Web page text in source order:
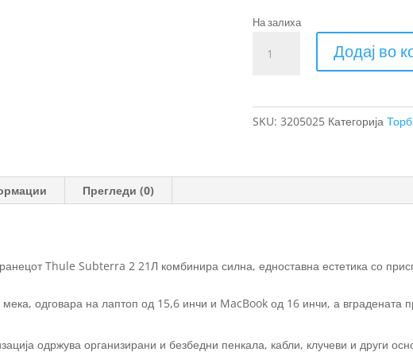
На залиха
Subterra
Додај во
SKU: 3205025 Категорија
Прегледи (0)
Thule Subterra 2 21Л комбинира силна, едноставна естетика со
одговара на лаптоп од 15,6 инчи и MacBook од 16 инчи, а вградената
одржува организирани и безбедни пенкала, кабли, клучеви и други